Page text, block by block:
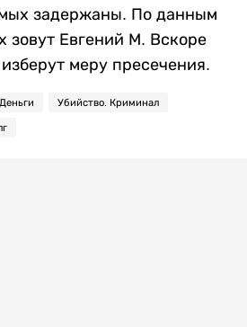
задержаны. По данным
зовут Евгений М. Вскоре
меру пресечения.
Деньги Убийство. Криминал